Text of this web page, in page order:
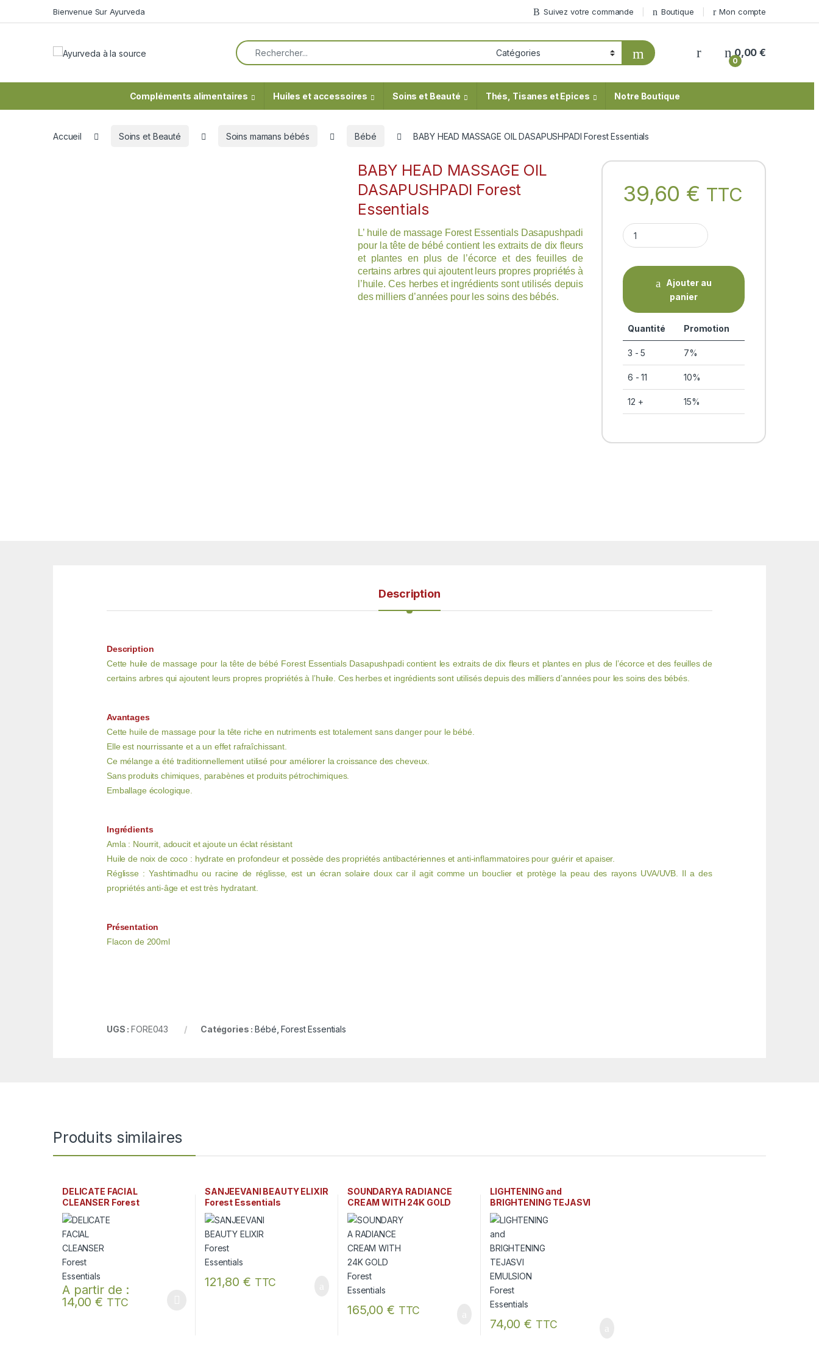
Bienvenue Sur Ayurveda Suivez votre commande Boutique Mon compte
Search for:
My Account
0
0,00€
Compléments alimentaires Huiles et accessoires Soins et Beauté Thés, Tisanes et Epices Notre Boutique
Accueil Soins et Beauté Soins mamans bébés Bébé BABY HEAD MASSAGE OIL DASAPUSHPADI Forest Essentials
BABY HEAD MASSAGE OIL
DASAPUSHPADI Forest
Essentials
L’ huile de massage Forest Essentials Dasapushpadi
pour la tête de bébé contient les extraits de dix fleurs
et plantes en plus de l’écorce et des feuilles de
certains arbres qui ajoutent leurs propres propriétés à
l’huile. Ces herbes et ingrédients sont utilisés depuis
des milliers d’années pour les soins des bébés.
39,60 € TTC
BABY HEAD MASSAGE OIL DASAPUSHPADI
Ajouter au
panier
Quantité Promotion
3 - 5 7%
6 - 11 10%
12 + 15%
Description
Description
Cette huile de massage pour la tête de bébé Forest Essentials Dasapushpadi contient les extraits de dix fleurs et plantes en plus de l’écorce et des feuilles de
certains arbres qui ajoutent leurs propres propriétés à l’huile. Ces herbes et ingrédients sont utilisés depuis des milliers d’années pour les soins des bébés.
Avantages
Cette huile de massage pour la tête riche en nutriments est totalement sans danger pour le bébé.
Elle est nourrissante et a un effet rafraîchissant.
Ce mélange a été traditionnellement utilisé pour améliorer la croissance des cheveux.
Sans produits chimiques, parabènes et produits pétrochimiques.
Emballage écologique.
Ingrédients
Amla : Nourrit, adoucit et ajoute un éclat résistant
Huile de noix de coco : hydrate en profondeur et possède des propriétés antibactériennes et anti-inflammatoires pour guérir et apaiser.
Réglisse : Yashtimadhu ou racine de réglisse, est un écran solaire doux car il agit comme un bouclier et protège la peau des rayons UVA/UVB. Il a des
propriétés anti-âge et est très hydratant.
Présentation
Flacon de 200ml
UGS :FORE043 Catégories :Bébé ,Forest Essentials
Produits similaires
DELICATE FACIAL
CLEANSER Forest
Essentials
A partir de :
14,00€ TTC
Ce produit a plusieurs variations. Les options peuvent être choisies sur la page du produit
SANJEEVANI BEAUTY ELIXIR
Forest Essentials
121,80€ TTC
SOUNDARYA RADIANCE
CREAM WITH 24K GOLD
Forest Essentials
165,00€ TTC
LIGHTENING and
BRIGHTENING TEJASVI
EMULSION Forest Essentials
74,00€ TTC